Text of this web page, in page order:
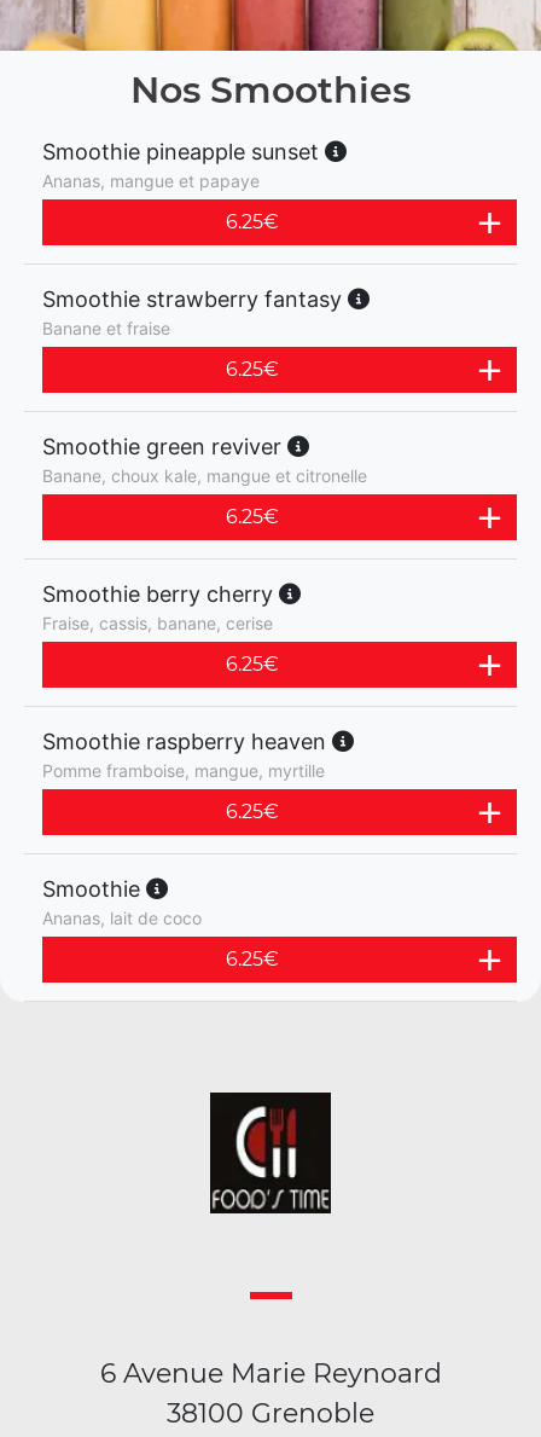
Nos Smoothies
Smoothie pineapple sunset
Ananas, mangue et papaye
6.25€
Smoothie strawberry fantasy
Banane et fraise
6.25€
Smoothie green reviver
Banane, choux kale, mangue et citronelle
6.25€
Smoothie berry cherry
Fraise, cassis, banane, cerise
6.25€
Smoothie raspberry heaven
Pomme framboise, mangue, myrtille
6.25€
Smoothie
Ananas, lait de coco
6.25€
6 Avenue Marie Reynoard
38100 Grenoble